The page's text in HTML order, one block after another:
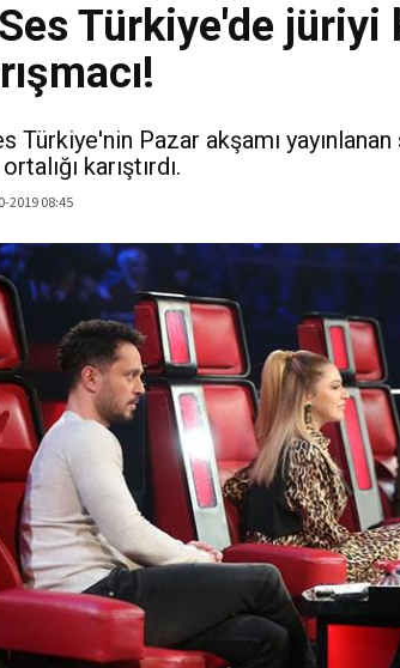
Türkiye'de jüriyi
Türkiye'nin Pazar akşamı
karıştırdı.
2019 08:45